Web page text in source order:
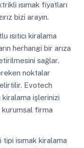
ısımak fiyatları
bizi arayın.
ısıtıcı kiralama
herhangi bir arıza
sağlar.
noktalar
Evotech
kiralama işlerinizi
firma
tipi isımak kiralama